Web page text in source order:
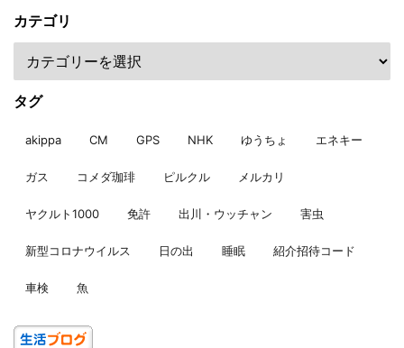
カテゴリ
タグ
akippa CM GPS NHK ゆうちょ エネキー
ガス コメダ珈琲 ピルクル メルカリ
ヤクルト1000 免許 出川・ウッチャン 害虫
新型コロナウイルス 日の出 睡眠 紹介招待コード
車検 魚